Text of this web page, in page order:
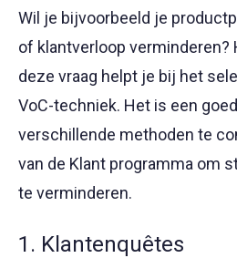
Wil je bijvoorbeeld je
of klantverloop verminderen?
deze vraag helpt je bij het
VoC-techniek. Het is een
verschillende methoden te
van de Klant programma om
te verminderen.
1. Klantenquêtes